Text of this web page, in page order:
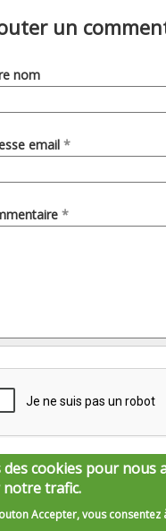
un
nom
email *
*
cookies pour
notre trafic.
Accepter, vous